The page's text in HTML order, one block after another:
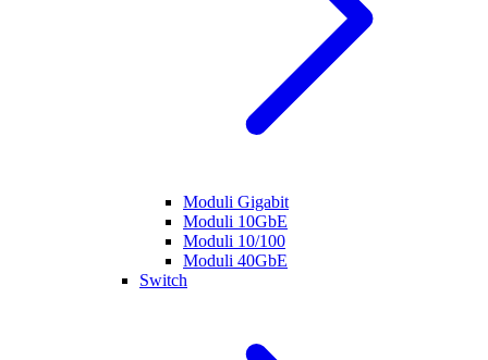
Moduli Gigabit
Moduli 10GbE
Moduli 10/100
Moduli 40GbE
Switch